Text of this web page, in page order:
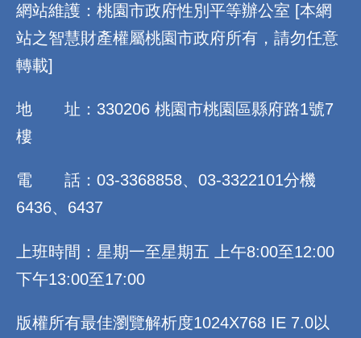
網站維護：桃園市政府性別平等辦公室 [本網
站之智慧財產權屬桃園市政府所有，請勿任意
轉載]
地 址：330206 桃園市桃園區縣府路1號7
樓
電 話：03-3368858、03-3322101分機
6436、6437
上班時間：星期一至星期五 上午8:00至12:00
下午13:00至17:00
版權所有最佳瀏覽解析度1024X768 IE 7.0以